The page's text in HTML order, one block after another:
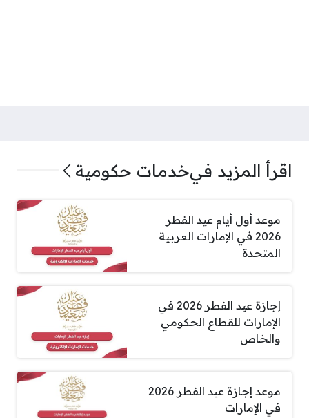
اقرأ المزيد فيخدمات حكومية
موعد أول أيام عيد الفطر
2026 في الإمارات العربية
المتحدة
إجازة عيد الفطر 2026 في
الإمارات للقطاع الحكومي
والخاص
موعد إجازة عيد الفطر 2026
في الإمارات